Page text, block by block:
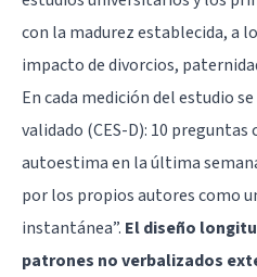
con la madurez establecida, a
impacto de divorcios,
En cada medición del estudio
validado (CES-D): 10
autoestima en la última
por los propios autores como
instantánea”. El diseño
patrones no verbalizados